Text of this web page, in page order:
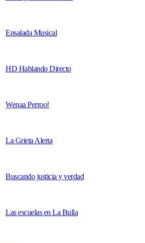
Ensalada Musical
HD Hablando Directo
Wenaa Perroo!
La Grieta Alerta
Buscando justicia y verdad
Las escuelas en La Bulla